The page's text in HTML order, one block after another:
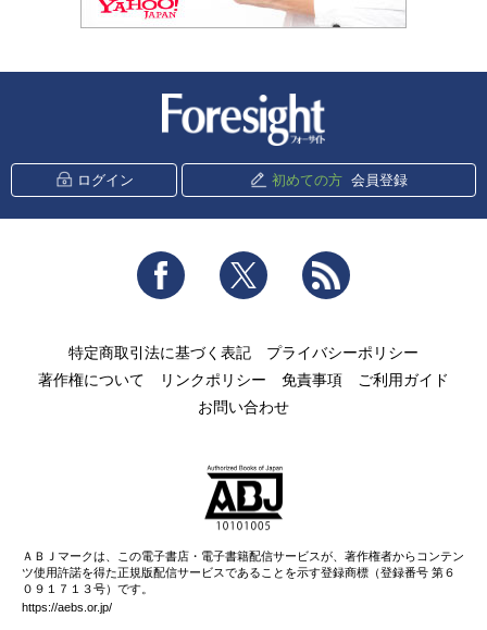
ログイン 初めての方 会員登録
Facebook Twitter
特定商取引法に基づく表記
プライバシーポリシー
著作権について
リンクポリシー 免責事項
ご利用ガイド
お問い合わせ
ＡＢＪマークは、この電子書店・電子書籍配信サービスが、著作権者からコンテン
ツ使用許諾を得た正規版配信サービスであることを示す登録商標（登録番号 第６
０９１７１３号）です。
https://aebs.or.jp/